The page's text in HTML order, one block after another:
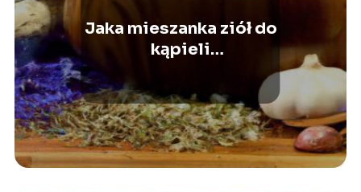
Jaka mieszanka ziół do
kąpieli
przeciwpasożytniczej?